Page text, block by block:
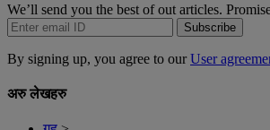
We’ll send you the best of out articles.
Subscribe
By signing up, you agree to ourUser
अरु लेखहरु